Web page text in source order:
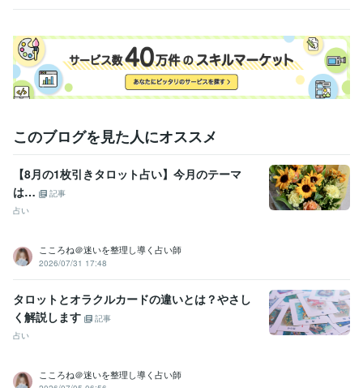
このブログを見た人にオススメ
【8月の1枚引きタロット占い】今月のテーマ
は…
記事
占い
こころね＠迷いを整理し導く占い師
2026/07/31 17:48
タロットとオラクルカードの違いとは？やさし
く解説します
記事
占い
こころね＠迷いを整理し導く占い師